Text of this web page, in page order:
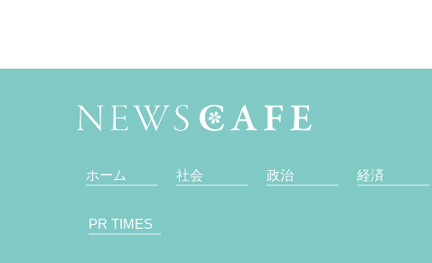
ホーム 社会 政治 経済
PR TIMES